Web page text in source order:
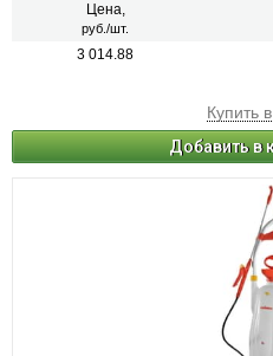
Цена,
руб./шт.
3 014.88
Купить
Добавить в